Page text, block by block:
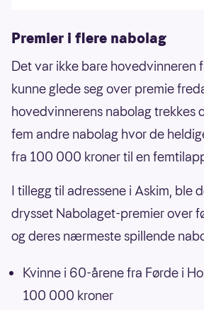
Premier i flere nabolag
Det var ikke bare hovedvinneren
kunne glede seg over premie
hovedvinnerens nabolag trekkes
fem andre nabolag hvor de
fra 100 000 kroner til en
I tillegg til adressene i Askim, ble
drysset Nabolaget-premier over
og deres nærmeste spillende
Kvinne i 60-årene fra Førde i
100 000 kroner